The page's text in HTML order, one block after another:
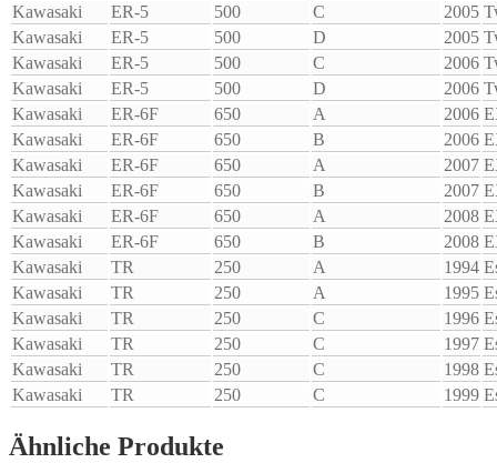
Kawasaki
ER-5 500 C 2005
Kawasaki
ER-5 500 D 2005
Kawasaki
ER-5 500 C 2006
Kawasaki
ER-5 500 D 2006
Kawasaki
ER-6F 650 A 2006
Kawasaki
ER-6F 650 B 2006
Kawasaki
ER-6F 650 A 2007
Kawasaki
ER-6F 650 B 2007
Kawasaki
ER-6F 650 A 2008
Kawasaki
ER-6F 650 B 2008
Kawasaki
TR 250 A 1994
Kawasaki
TR 250 A 1995
Kawasaki
TR 250 C 1996
Kawasaki
TR 250 C 1997
Kawasaki
TR 250 C 1998
Kawasaki
TR 250 C 1999
Ähnliche Produkte